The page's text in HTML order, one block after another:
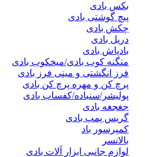
بکس بادی
پیچ گوشتی بادی
چکش بادی
دریل بادی
بادپاش بادی
منگنه کوب بادی/میخکوب بادی
فرز انگشتی و مینی فرز بادی
پرچ کن و مهره پرچ کن بادی
پولیشر/سنباده/کفساب بادی
جغجغه بادی
گریس پمپ بادی
کمپرسور باد
بالانسر
لوازم جانبی ابزار آلات بادی